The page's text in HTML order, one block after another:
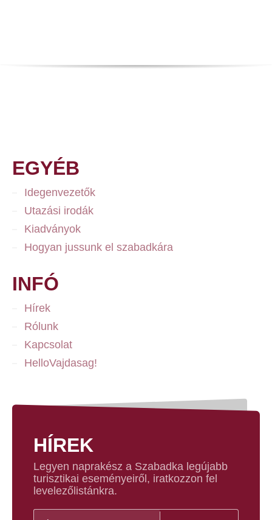
EGYÉB
Idegenvezetők
Utazási irodák
Kiadványok
Hogyan jussunk el szabadkára
INFÓ
Hírek
Rólunk
Kapcsolat
HelloVajdasag!
HÍREK
Legyen naprakész a Szabadka legújabb
turisztikai eseményeiről, iratkozzon fel
levelezőlistánkra.